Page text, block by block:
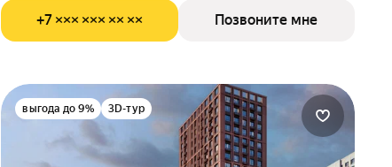
+7 ××× ××× ×× ×× Позвоните мне
выгода до 9% 3D-тур